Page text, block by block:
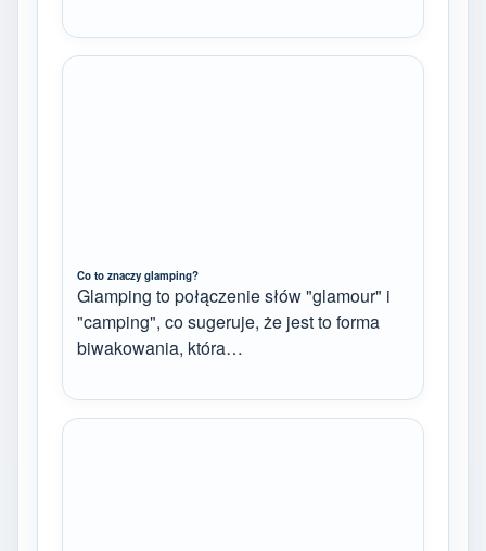
Co to znaczy glamping?
Glamping to połączenie słów "glamour" i
"camping", co sugeruje, że jest to forma
biwakowania, która…